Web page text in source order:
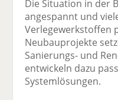
Die Situation in der
angespannt und
Verlegewerkstoffen
Neubauprojekte
Sanierungs- und
entwickeln dazu
Systemlösungen.